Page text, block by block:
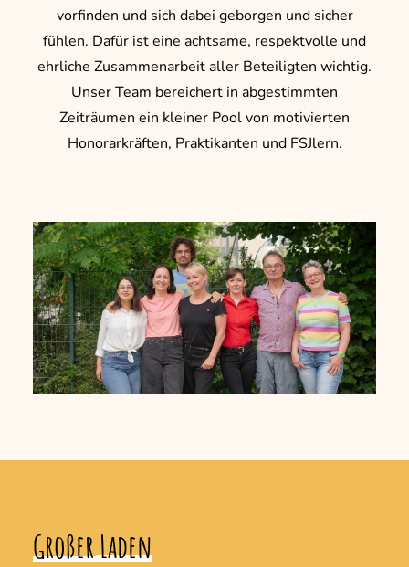
vorfinden und sich dabei geborgen und sicher
fühlen. Dafür ist eine achtsame, respektvolle und
ehrliche Zusammenarbeit aller Beteiligten wichtig.
Unser Team bereichert in abgestimmten
Zeiträumen ein kleiner Pool von motivierten
Honorarkräften, Praktikanten und FSJlern.
GroßerLaden